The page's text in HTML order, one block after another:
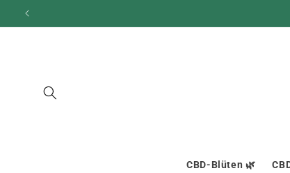
und zum
CBD-Blüten 🌿